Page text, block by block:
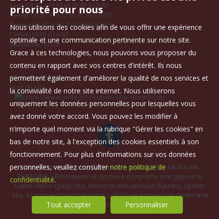
Среда 09:30 a 13:30 et 16:30 a 19:30
Четверг 09:30 a 13:30 et 16:30 a 19:30
Пятница 09:30 a 13:30 et 16:30 a 19:30
Суббота 10:30 a 14:30
Воскресенье fermé
Mentions légales
Plan du site
находится по адресу Sur rendez-vous 03724 MORAIRA
ESPAGNE • Компания не должна получать или держать
какие-либо средства, векселя или ценные бумаги, кроме
тех, которые представляют собой ее вознаграждение или
комиссионные.
priorité pour nous
Nous utilisons des cookies afin de vous offrir une expérience
optimale et une communication pertinente sur notre site.
Grace à ces technologies, nous pouvons vous proposer du
contenu en rapport avec vos centres d'intérêt. Ils nous
permettent également d'améliorer la qualité de nos services et
la convivialité de notre site internet. Nous utiliserons
uniquement les données personnelles pour lesquelles vous
avez donné votre accord. Vous pouvez les modifier à
n'importe quel moment via la rubrique "Gérer les cookies" en
bas de notre site, à l'exception des cookies essentiels à son
fonctionnement. Pour plus d'informations sur vos données
personnelles, veuillez consulternotre politique de
confidentialité.
Tout accepter Personnaliser